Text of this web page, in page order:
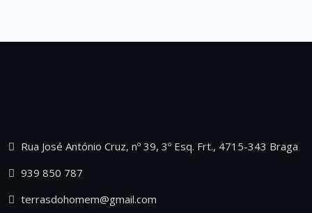
Rua José António Cruz, nº 39, 3º Esq. Frt., 4715-343 Braga
939 850 787
terrasdohomem@gmail.com